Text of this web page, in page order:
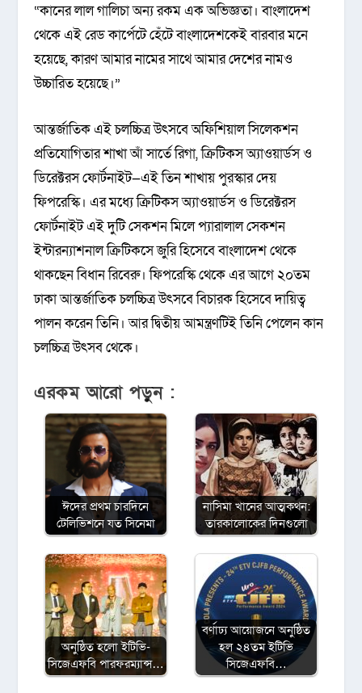
“কানের লাল গালিচা অন্য রকম এক অভিজ্ঞতা। বাংলাদেশ
থেকে এই রেড কার্পেটে হেঁটে বাংলাদেশকেই বারবার মনে
হয়েছে, কারণ আমার নামের সাথে আমার দেশের নামও
উচ্চারিত হয়েছে।”
আন্তর্জাতিক এই চলচ্চিত্র উৎসবে অফিশিয়াল সিলেকশন
প্রতিযোগিতার শাখা আঁ সার্তে রিগা, ক্রিটিকস অ্যাওয়ার্ডস ও
ডিরেক্টরস ফোর্টনাইট—এই তিন শাখায় পুরস্কার দেয়
ফিপরেস্কি। এর মধ্যে ক্রিটিকস অ্যাওয়ার্ডস ও ডিরেক্টরস
ফোর্টনাইট এই দুটি সেকশন মিলে প্যারালাল সেকশন
ইন্টারন্যাশনাল ক্রিটিকসে জুরি হিসেবে বাংলাদেশ থেকে
থাকছেন বিধান রিবেরু। ফিপরেস্কি থেকে এর আগে ২০তম
ঢাকা আন্তর্জাতিক চলচ্চিত্র উৎসবে বিচারক হিসেবে দায়িত্ব
পালন করেন তিনি। আর দ্বিতীয় আমন্ত্রণটিই তিনি পেলেন কান
চলচ্চিত্র উৎসব থেকে।
এরকম আরো পড়ুন :
ঈদের প্রথম চারদিনে
টেলিভিশনে যত সিনেমা
নাসিমা খানের আত্মকথন:
তারকালোকের দিনগুলো
অনুষ্ঠিত হলো ইটিভি-
সিজেএফবি পারফরম্যান্স…
বর্ণাঢ্য আয়োজনে অনুষ্ঠিত
হল ২৪তম ইটিভি
সিজেএফবি…